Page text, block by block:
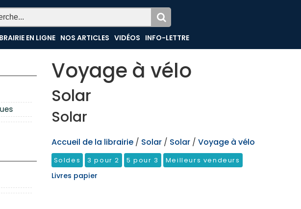
EN LIGNE NOS ARTICLES VIDÉOS INFO-LETTRE
Voyage à vélo
Solar
Solar
Accueil de la librairie / Solar / Solar / Voyage à vélo
Soldes 3 pour 2 5 pour 3 Meilleurs vendeurs
Livres papier